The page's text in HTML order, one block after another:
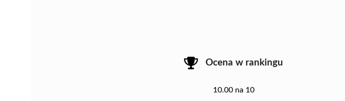
Ocena w rankingu
10.00 na 10